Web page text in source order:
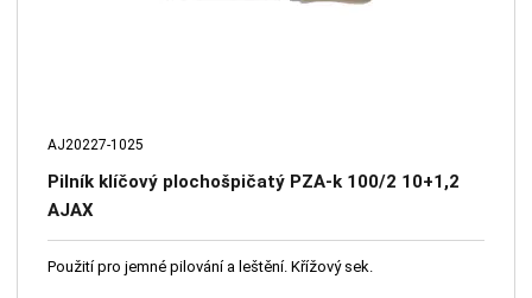
AJ20227-1025
Pilník klíčový plochošpičatý PZA-k 100/2 10+1,2
AJAX
Použití pro jemné pilování a leštění. Křížový sek.